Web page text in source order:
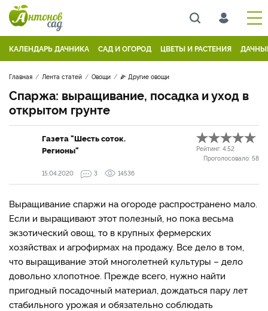
КАЛЕНДАРЬ ДАЧНИКА САД И ОГОРОД ЦВЕТЫ И РАСТЕНИЯ
Главная Лента статей Овощи 🌽 Другие овощи
Спаржа: выращивание, посадка и уход в
открытом грунте
Газета "Шесть соток.
Регионы"
Рейтинг: 4.52
Проголосовало: 58
15.04.2020
3 14536
Выращивание спаржи на огороде распространено мало.
Если и выращивают этот полезный, но пока весьма
экзотический овощ, то в крупных фермерских
хозяйствах и агрофирмах на продажу. Все дело в том,
что выращивание этой многолетней культуры – дело
довольно хлопотное. Прежде всего, нужно найти
пригодный посадочный материал, дождаться пару лет
стабильного урожая и обязательно соблюдать